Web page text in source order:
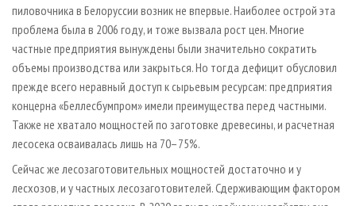
пиловочника в Белоруссии возник не впервые. Наиболее острой эта
проблема была в 2006 году, и тоже вызвала рост цен. Многие
частные предприятия вынуждены были значительно сократить
объемы производства или закрыться. Но тогда дефицит обусловил
прежде всего неравный доступ к сырьевым ресурсам: предприятия
концерна «Беллесбумпром» имели преимущества перед частными.
Также не хватало мощностей по заготовке древесины, и расчетная
лесосека осваивалась лишь на 70–75%.
Сейчас же лесозаготовительных мощностей достаточно и у
лесхозов, и у частных лесозаготовителей. Сдерживающим фактором